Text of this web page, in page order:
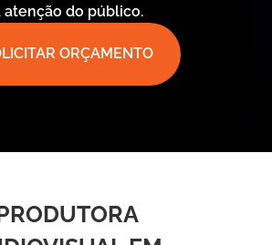
atenção do público.
ORÇAMENTO